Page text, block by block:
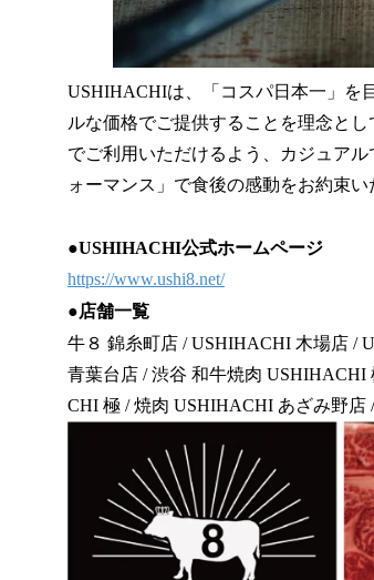
USHIHACHIは、「コスパ日本一」を
ルな価格でご提供することを理念と
でご利用いただけるよう、カジュア
ォーマンス」で食後の感動をお約束い
●USHIHACHI公式ホームページ
https://www.ushi8.net/
●店舗一覧
牛８ 錦糸町店 / USHIHACHI 木場店 /
青葉台店 / 渋谷 和牛焼肉
CHI 極 / 焼肉 USHIHACHI あざみ野